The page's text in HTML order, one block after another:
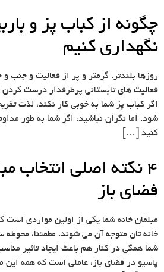
چگونه از کباب پز و
نگهداری کنیم
روزها بلندتر، گرمتر و پر از فعالیت و جنب
فعالیت های تابستانی پرطرفدار درست
اگر کباب پز شما به خوبی کار نکند، لذت
شود. اما نگران نباشید، اگر شما به طور
کنید […]
4 نکته اصلی انتخاب
فضای باز
مبلمان خانه شما یکی از اولین مواردی است
خانه تان متوجه آن می شوند. مطمئنا، محوطه
شما همگی در کنار هم باعث ایجاد تاثیر
پاسیو در فضای باز، عاملی است که همه این